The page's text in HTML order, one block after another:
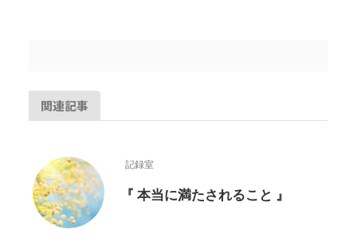
関連記事
記録室
『 本当に満たされること 』